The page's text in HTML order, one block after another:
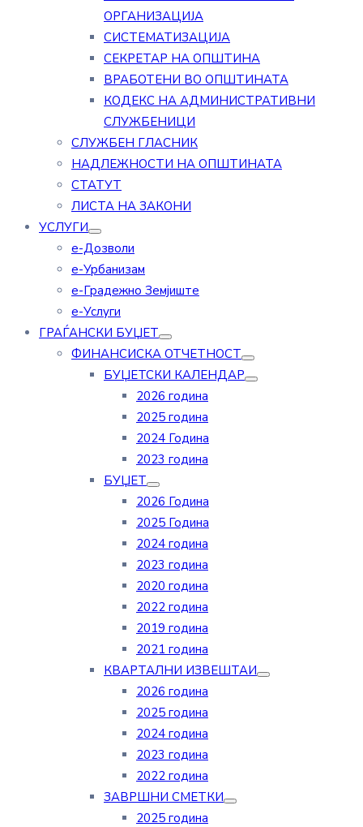
ОРГАНИЗАЦИЈА
СИСТЕМАТИЗАЦИЈА
СЕКРЕТАР НА ОПШТИНА
ВРАБОТЕНИ ВО ОПШТИНАТА
КОДЕКС НА АДМИНИСТРАТИВНИ
СЛУЖБЕНИЦИ
СЛУЖБЕН ГЛАСНИК
НАДЛЕЖНОСТИ НА ОПШТИНАТА
СТАТУТ
ЛИСТА НА ЗАКОНИ
УСЛУГИ
е-Дозволи
е-Урбанизам
е-Градежно Земјиште
е-Услуги
ГРАЃАНСКИ БУЏЕТ
ФИНАНСИСКА ОТЧЕТНОСТ
БУЏЕТСКИ КАЛЕНДАР
2026 година
2025 година
2024 Година
2023 година
БУЏЕТ
2026 Година
2025 Година
2024 година
2023 година
2020 година
2022 година
2019 година
2021 година
КВАРТАЛНИ ИЗВЕШТАИ
2026 година
2025 година
2024 година
2023 година
2022 година
ЗАВРШНИ СМЕТКИ
2025 година